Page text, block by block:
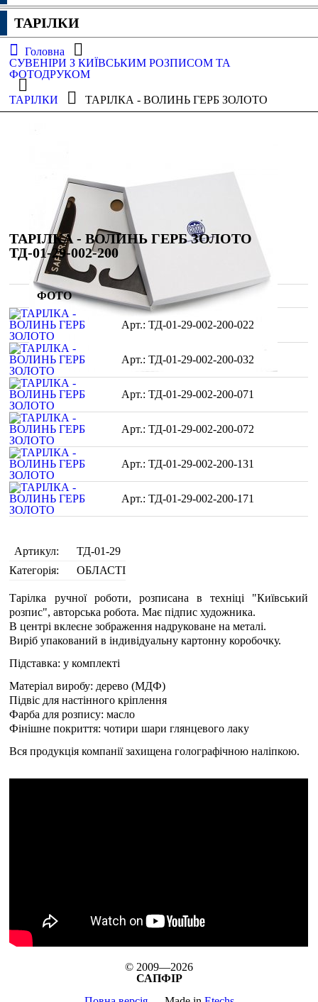
ТАРІЛКИ
Головна
СУВЕНІРИ З КИЇВСЬКИМ РОЗПИСОМ ТА
ФОТОДРУКОМ
ТАРІЛКИ ТАРІЛКА - ВОЛИНЬ ГЕРБ ЗОЛОТО
ТАРІЛКА - ВОЛИНЬ ГЕРБ ЗОЛОТО
ТД-01-29-002-200
ФОТО
ТД-01-29-002-200-022
ТД-01-29-002-200-032
ТД-01-29-002-200-071
ТД-01-29-002-200-072
ТД-01-29-002-200-131
ТД-01-29-002-200-171
Артикул:
ТД-01-29
Категорія:
ОБЛАСТІ
Тарілка ручної роботи, розписана в техніці "Київський
розпис", авторська робота. Має підпис художника.
В центрі вклеєне зображення надруковане на металі.
Виріб упакований в індивідуальну картонну коробочку.
Підставка: у комплекті
Матеріал виробу: дерево (МДФ)
Підвіс для настінного кріплення
Фарба для розпису: масло
Фінішне покриття: чотири шари глянцевого лаку
Вся продукція компанії захищена голографічною наліпкою.
© 2009—2026
САПФІР